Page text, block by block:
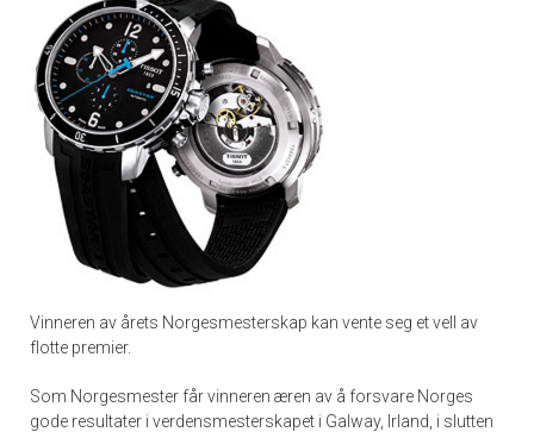
Vinneren av årets Norgesmesterskap kan vente seg et vell av
flotte premier.
Som Norgesmester får vinneren æren av å forsvare Norges
gode resultater i verdensmesterskapet i Galway, Irland, i slutten